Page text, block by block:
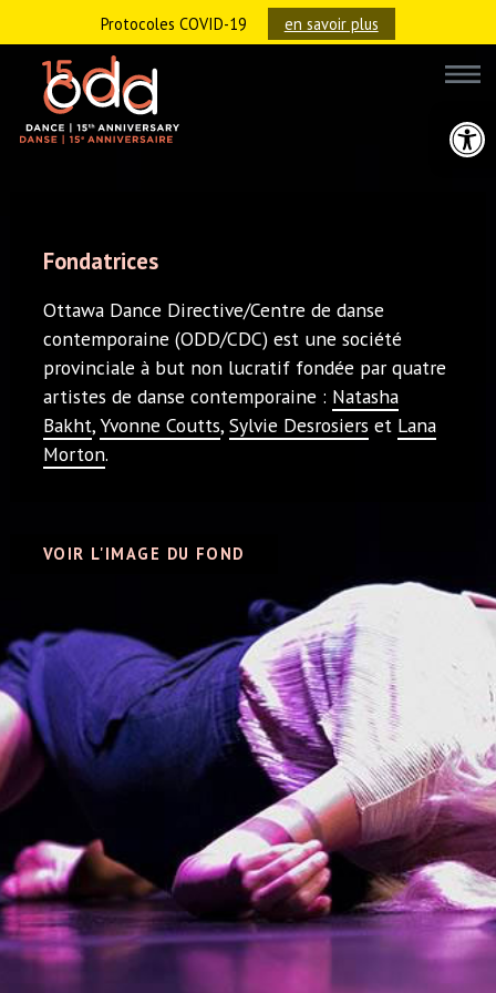
Ouvrir
Protocoles COVID-19 en savoir plus
Fondatrices
Ottawa Dance Directive/Centre de danse
contemporaine (ODD/CDC) est une société
provinciale à but non lucratif fondée par quatre
artistes de danse contemporaine : Natasha
Bakht,Yvonne Coutts, Sylvie Desrosiers et Lana
Morton.
VOIR L'IMAGE DU FOND